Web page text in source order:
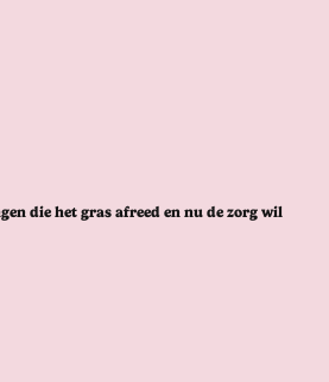
die het gras afreed en nu de zorg wil